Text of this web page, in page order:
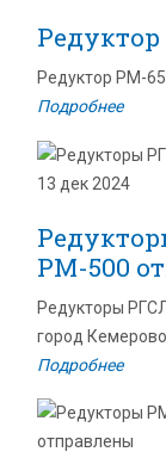
Редуктор РМ-
Подробнее
13 дек 2024
РМ-500
Редукторы
город Кемерово
Подробнее